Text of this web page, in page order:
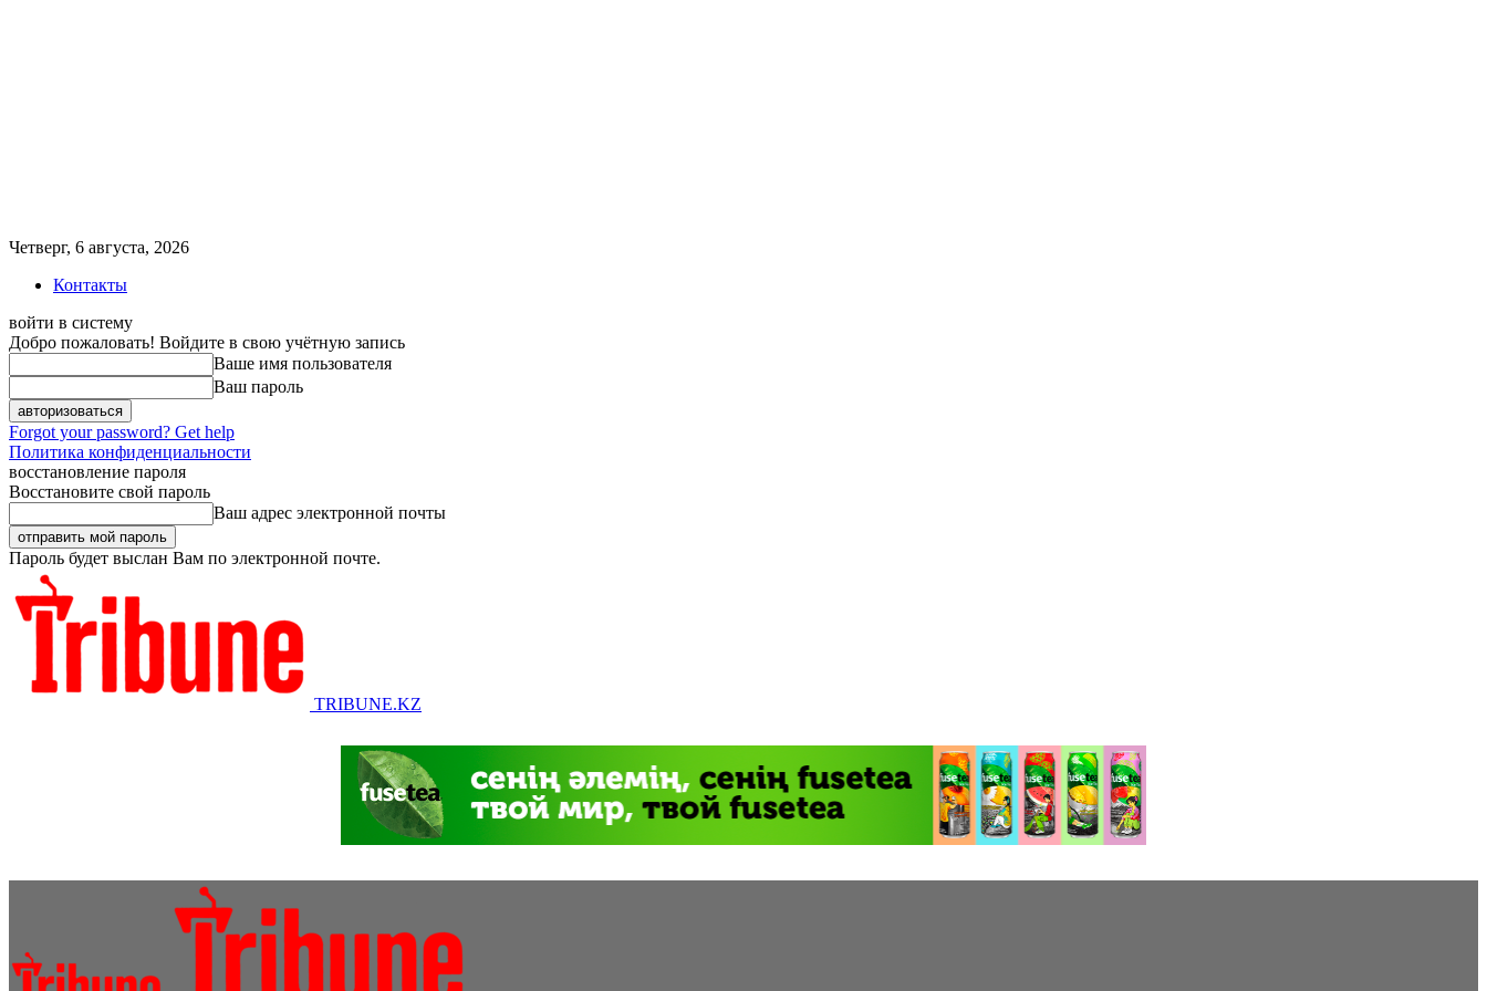
Четверг, 6 августа, 2026
Контакты
войти в систему
Добро пожаловать! Войдите в свою учётную запись
Ваше имя пользователя
Ваш пароль
Forgot your password? Get help
Политика конфиденциальности
восстановление пароля
Восстановите свой пароль
Ваш адрес электронной почты
Пароль будет выслан Вам по электронной почте.
TRIBUNE.KZ